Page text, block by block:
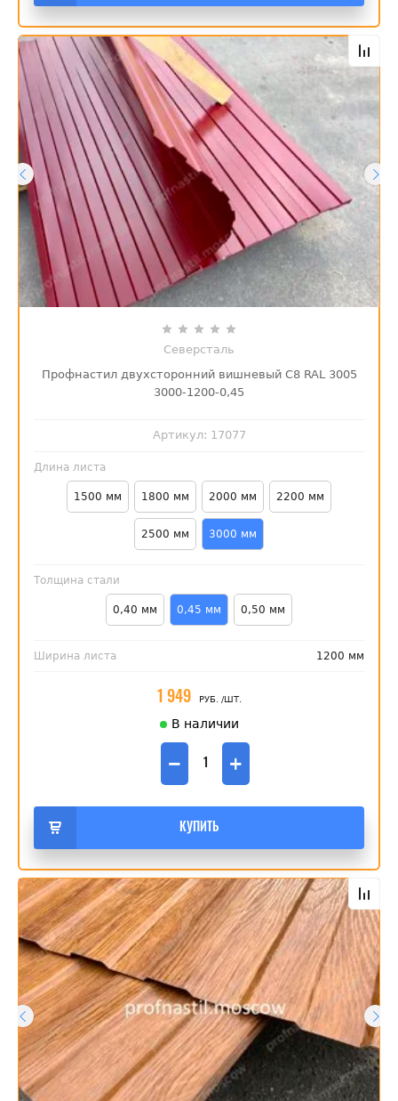
Северсталь
Профнастил двухсторонний вишневый С8 RAL 3005
3000-1200-0,45
Артикул: 17077
Длина листа
1500 мм 1800 мм 2000 мм 2200 мм
2500 мм 3000 мм
Толщина стали
0,40 мм 0,45 мм 0,50 мм
Ширина листа 1200 мм
1 949 РУБ. /ШТ.
В наличии
− +
КУПИТЬ